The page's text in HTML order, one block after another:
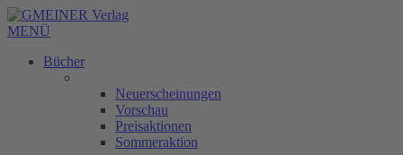
MENÜ
Bücher
Neuerscheinungen
Vorschau
Preisaktionen
Sommeraktion